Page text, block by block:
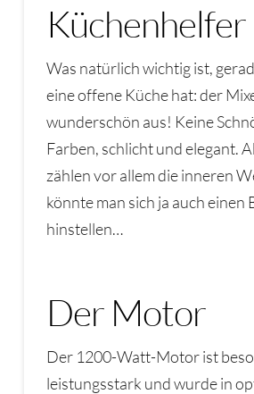
Küchenhelfer
Was natürlich wichtig ist,
eine offene Küche hat: der
wunderschön aus! Keine
Farben, schlicht und elegant.
zählen vor allem die inneren
könnte man sich ja auch
hinstellen…
Der Motor
Der 1200-Watt-Motor ist
leistungsstark und wurde in